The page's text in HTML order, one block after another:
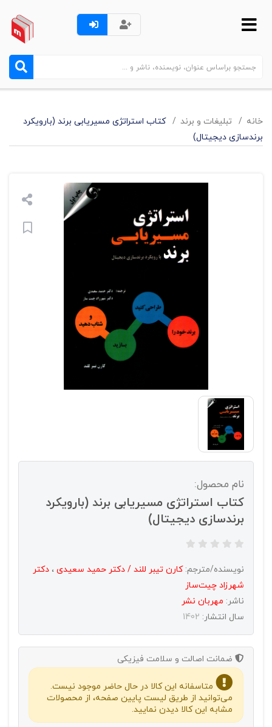
خانه تبليغات و برند
کتاب استراتژی مسیریابی برند (بارویکرد
برندسازی دیجیتال)
نام محصول:
کتاب استراتژی مسیریابی برند (بارویکرد
برندسازی دیجیتال)
نویسنده/مترجم:کارن تیبر للند / دکتر حمید سعیدی ، دکتر
شهرزاد چیت‌ساز
ناشر: مهربان نشر
سال انتشار: 1402
ضمانت اصالت و سلامت فیزیکی
متاسفانه این کالا در حال حاضر موجود نیست.
می‌توانید از طریق لیست پایین صفحه، از محصولات
مشابه این کالا دیدن نمایید.